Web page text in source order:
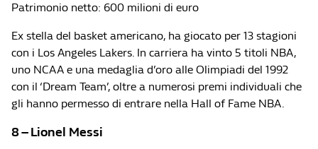
Patrimonio netto: 600 milioni di euro
Ex stella del basket americano, ha giocato per 13 stagioni
con i Los Angeles Lakers. In carriera ha vinto 5 titoli NBA,
uno NCAA e una medaglia d’oro alle Olimpiadi del 1992
con il ‘Dream Team’, oltre a numerosi premi individuali che
gli hanno permesso di entrare nella Hall of Fame NBA.
8 – Lionel Messi